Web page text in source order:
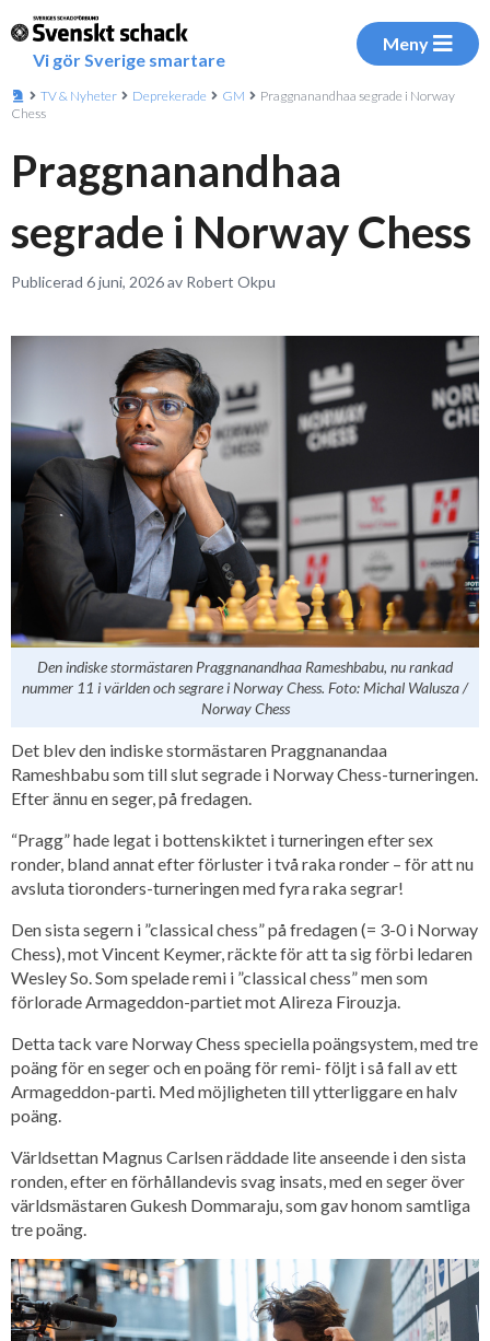
Vi gör Sverige smartare
Meny
TV & Nyheter Deprekerade GM
Praggnanandhaa segrade i Norway
Chess
Praggnanandhaa
segrade i Norway Chess
Publicerad 6 juni, 2026 av Robert Okpu
Den indiske stormästaren Praggnanandhaa Rameshbabu, nu rankad
nummer 11 i världen och segrare i Norway Chess. Foto: Michal Walusza /
Norway Chess
Det blev den indiske stormästaren Praggnanandaa
Rameshbabu som till slut segrade i Norway Chess-turneringen.
Efter ännu en seger, på fredagen.
“Pragg” hade legat i bottenskiktet i turneringen efter sex
ronder, bland annat efter förluster i två raka ronder – för att nu
avsluta tioronders-turneringen med fyra raka segrar!
Den sista segern i ”classical chess” på fredagen (= 3-0 i Norway
Chess), mot Vincent Keymer, räckte för att ta sig förbi ledaren
Wesley So. Som spelade remi i ”classical chess” men som
förlorade Armageddon-partiet mot Alireza Firouzja.
Detta tack vare Norway Chess speciella poängsystem, med tre
poäng för en seger och en poäng för remi- följt i så fall av ett
Armageddon-parti. Med möjligheten till ytterliggare en halv
poäng.
Världsettan Magnus Carlsen räddade lite anseende i den sista
ronden, efter en förhållandevis svag insats, med en seger över
världsmästaren Gukesh Dommaraju, som gav honom samtliga
tre poäng.